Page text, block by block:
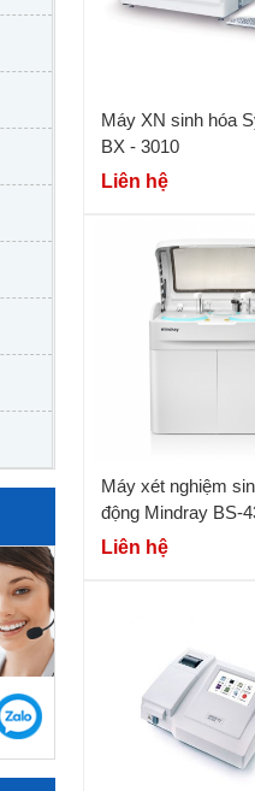
Máy XN sinh hóa
BX - 3010
Liên hệ
Máy xét nghiệm
động Mindray BS-
Liên hệ